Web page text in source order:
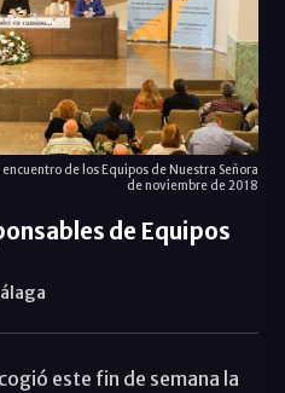
de los Equipos de Nuestra Señora
de noviembre de 2018
de Equipos
este fin de semana la